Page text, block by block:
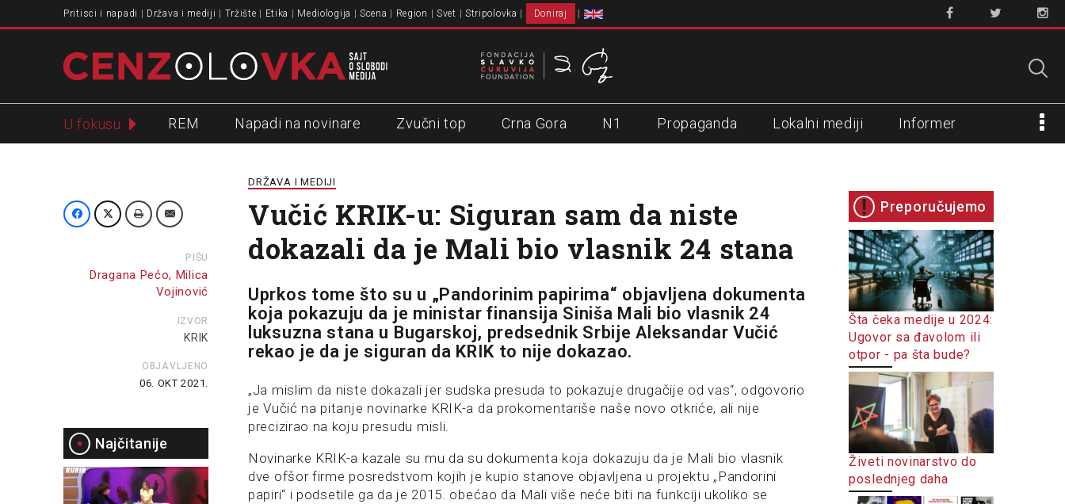
Pritisci i napadi Država i mediji Tržište Etika Mediologija Scena Region Svet Stripolovka Doniraj
U fokusu REM Napadi na novinare Zvučni top Crna Gora N1 Propaganda Lokalni mediji Informer
PIŠU
Dragana Pećo, Milica
Vojinović
IZVOR
KRIK
OBJAVLJENO
06. OKT 2021.
Najčitanije
DRŽAVA I MEDIJI
Vučić KRIK-u: Siguran sam da niste
dokazali da je Mali bio vlasnik 24 stana
Uprkos tome što su u „Pandorinim papirima“ objavljena dokumenta
koja pokazuju da je ministar finansija Siniša Mali bio vlasnik 24
luksuzna stana u Bugarskoj, predsednik Srbije Aleksandar Vučić
rekao je da je siguran da KRIK to nije dokazao.
„Ja mislim da niste dokazali jer sudska presuda to pokazuje drugačije od vas“, odgovorio
je Vučić na pitanje novinarke KRIK-a da prokomentariše naše novo otkriće, ali nije
precizirao na koju presudu misli.
Novinarke KRIK-a kazale su mu da su dokumenta koja dokazuju da je Mali bio vlasnik
dve ofšor firme posredstvom kojih je kupio stanove objavljena u projektu „Pandorini
papiri“ i podsetile ga da je 2015. obećao da Mali više neće biti na funkciji ukoliko se
Preporučujemo
Šta čeka medije u 2024:
Ugovor sa đavolom ili
otpor - pa šta bude?
Živeti novinarstvo do
poslednjeg daha